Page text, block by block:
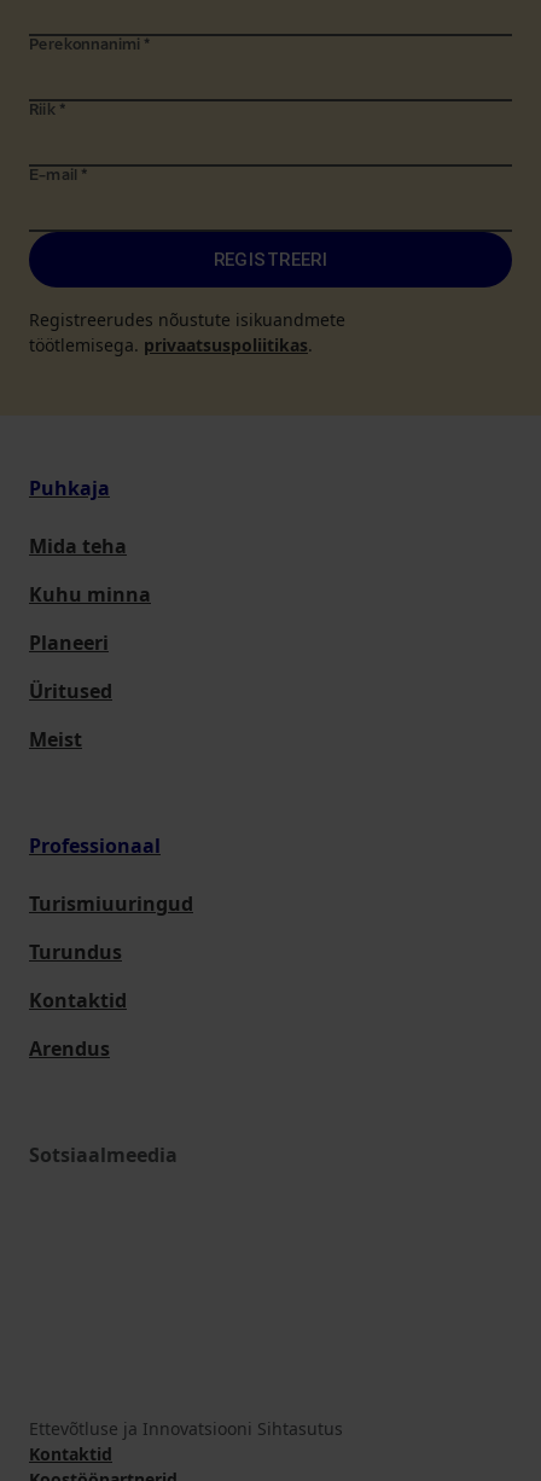
Perekonnanimi *
Riik *
E-mail *
REGISTREERI
Registreerudes nõustute isikuandmete
töötlemisega. privaatsuspoliitikas.
Puhkaja
Mida teha
Kuhu minna
Planeeri
Üritused
Meist
Professionaal
Turismiuuringud
Turundus
Kontaktid
Arendus
Sotsiaalmeedia
Ettevõtluse ja Innovatsiooni Sihtasutus
Kontaktid